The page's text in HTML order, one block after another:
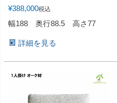
¥388,000税込
幅188 奥行88.5 高さ77
詳細を見る